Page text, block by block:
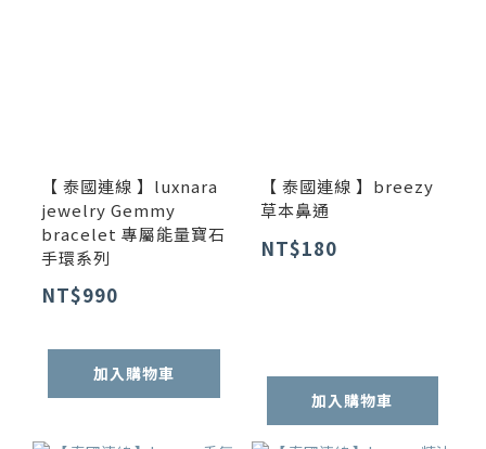
【 泰國連線 】luxnara
jewelry Gemmy
bracelet 專屬能量寶石
手環系列
NT$990
加入購物車
【 泰國連線 】breezy
草本鼻通
NT$180
加入購物車